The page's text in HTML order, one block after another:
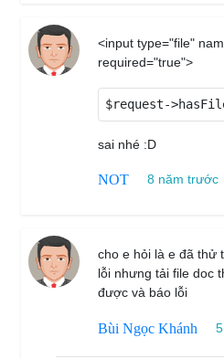
<input type="file"
required="true">
$request-
sai nhé :D
NOT 8 năm trước
cho e hỏi là e đã thử
lỗi nhưng tải file doc
được và báo lỗi
Bùi Ngọc Khánh